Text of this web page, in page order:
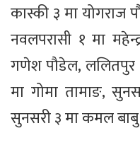
कास्की ३ मा योगराज
नवलपरासी १ मा
गणेश पौडेल, ललितपुर
मा गोमा तामाङ,
सुनसरी ३ मा कमल बाबु